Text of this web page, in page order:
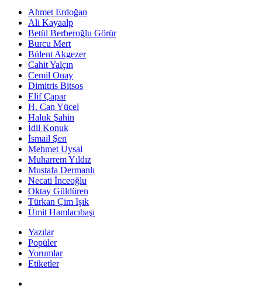
Ahmet Erdoğan
Ali Kayaalp
Betül Berberoğlu Görür
Burcu Mert
Bülent Akgezer
Cahit Yalçın
Cemil Onay
Dimitris Bitsos
Elif Çapar
H. Can Yücel
Haluk Şahin
İdil Konuk
İsmail Şen
Mehmet Uysal
Muharrem Yıldız
Mustafa Dermanlı
Necati İnceoğlu
Oktay Güldüren
Türkan Çim Işık
Ümit Hamlacıbaşı
Yazılar
Popüler
Yorumlar
Etiketler